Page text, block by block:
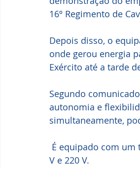
16º Regimento de
Depois disso, o
onde gerou energia
Exército até a tarde
Segundo
autonomia e
simultaneamente,
V e 220 V.